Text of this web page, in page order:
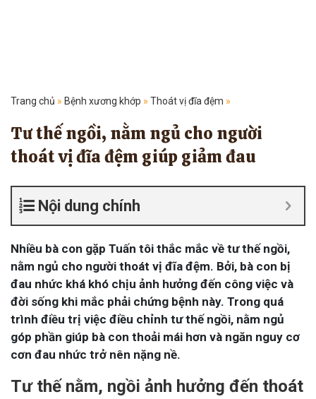
Trang chủ » Bệnh xương khớp » Thoát vị đĩa đệm »
Tư thế ngồi, nằm ngủ cho người
thoát vị đĩa đệm giúp giảm đau
Nội dung chính
Nhiều bà con gặp Tuấn tôi thắc mắc về tư thế ngồi,
nằm ngủ cho người thoát vị đĩa đệm. Bởi, bà con bị
đau nhức khá khó chịu ảnh hưởng đến công việc và
đời sống khi mắc phải chứng bệnh này. Trong quá
trình điều trị việc điều chỉnh tư thế ngồi, nằm ngủ
góp phần giúp bà con thoải mái hơn và ngăn nguy cơ
cơn đau nhức trở nên nặng nề.
Tư thế nằm, ngồi ảnh hưởng đến thoát